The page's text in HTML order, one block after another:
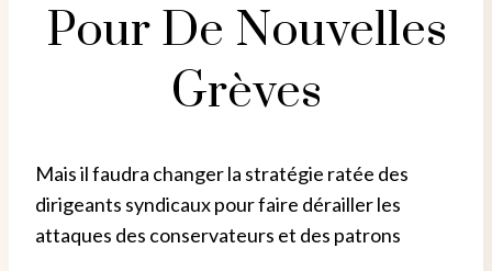
Pour De Nouvelles
Grèves
Mais il faudra changer la stratégie ratée des
dirigeants syndicaux pour faire dérailler les
attaques des conservateurs et des patrons